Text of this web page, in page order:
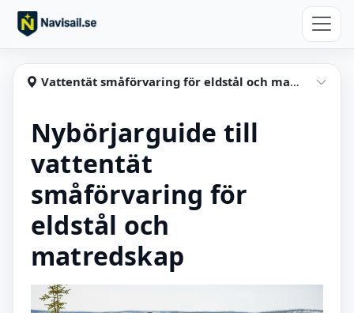
Hoppa till huvudinnehåll
Navisail
Vattentät småförvaring för eldstål och matredskap
Nybörjarguide till
vattentät
småförvaring för
eldstål och
matredskap